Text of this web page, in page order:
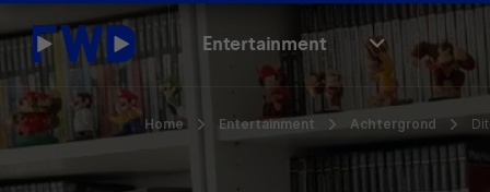
Entertainment
Home Entertainment Achtergrond